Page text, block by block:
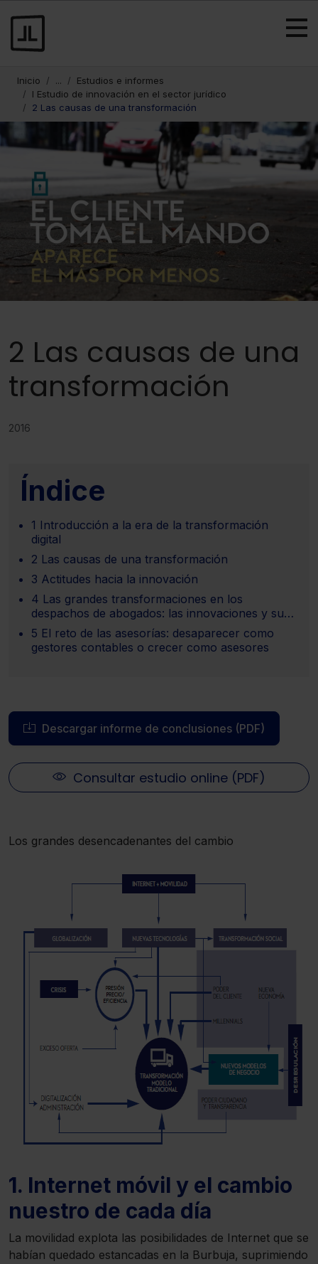
Inicio ...
Estudios e informes
I Estudio de innovación en el sector jurídico
2 Las causas de una transformación
2 Las causas de una
transformación
2016
Descargar informe de conclusiones (PDF)
Consultar estudio online (PDF)
Los grandes desencadenantes del cambio
1. Internet móvil y el cambio
nuestro de cada día
La movilidad explota las posibilidades de Internet que se
habían quedado estancadas en la Burbuja, suprimiendo
Índice
1 Introducción a la era de la transformación
digital
2 Las causas de una transformación
3 Actitudes hacia la innovación
4 Las grandes transformaciones en los
despachos de abogados: las innovaciones y sus
efectos
5 El reto de las asesorías: desaparecer como
gestores contables o crecer como asesores